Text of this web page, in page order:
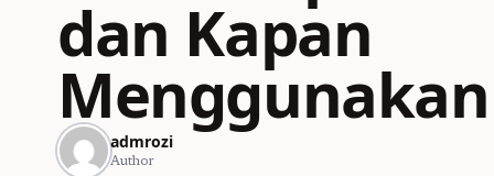
dan Kapan
admrozi
Author